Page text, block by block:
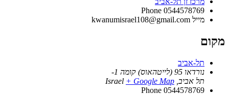
Phone 0544578769
מייל kwanumisrael108@gmail.com
מקום
תל-אביב
נורדאו 95 (לייטהאוס) קומה 1-
תל אביב
Israel + Google Map
Phone 0544578769